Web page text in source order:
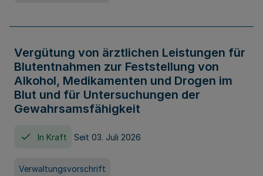
Vergütung von ärztlichen Leistungen für
Blutentnahmen zur Feststellung von
Alkohol, Medikamenten und Drogen im
Blut und für Untersuchungen der
Gewahrsamsfähigkeit
In Kraft Seit 03. Juli 2026
Verwaltungsvorschrift